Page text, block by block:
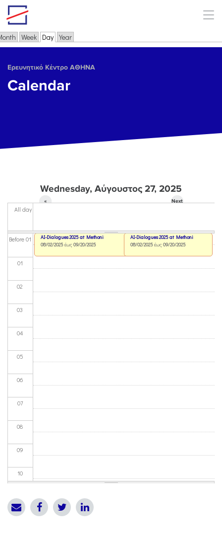
Skip to main content
Primary tabs
Week Day(active tab)
Year
Ερευνητικό Κέντρο ΑΘΗΝΑ
Calendar
Wednesday, Αύγουστος 27, 2025
«
Next
All day
Before 01
01
02
03
04
05
06
07
08
09
10
AI-Dialogues 2025 at Methoni
08/02/2025έως 09/20/2025
AI-Dialogues 2025 at Methoni
08/02/2025έως 09/20/2025